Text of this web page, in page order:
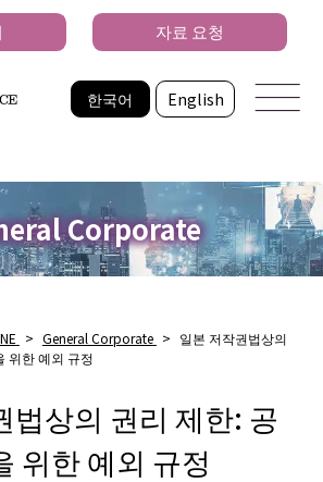
한국어 English
자료 요청
Corporate
> General Corporate > 일본 저작권법상의
위한 예외 규정
법상의 권리 제한: 공
위한 예외 규정